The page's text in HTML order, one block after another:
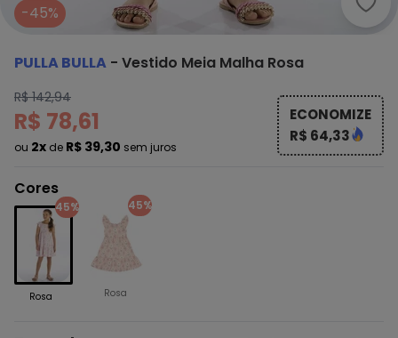
-45%
PULLA BULLA - Vestido Meia Malha Rosa
R$ 142,94
R$ 78,61
ou 2x de R$ 39,30 sem juros
ECONOMIZE
R$ 64,33
Cores
45%
Rosa
45%
Rosa